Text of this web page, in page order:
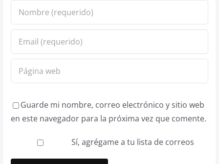
Guarde mi nombre, correo electrónico y sitio web
en este navegador para la próxima vez que comente.
Sí, agrégame a tu lista de correos